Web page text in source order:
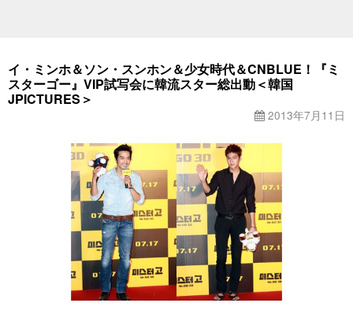
イ・ミンホ＆ソン・スンホン＆少女時代＆CNBLUE！『ミ
スターゴー』VIP試写会に韓流スター総出動＜韓国
JPICTURES＞
2013年7月11日